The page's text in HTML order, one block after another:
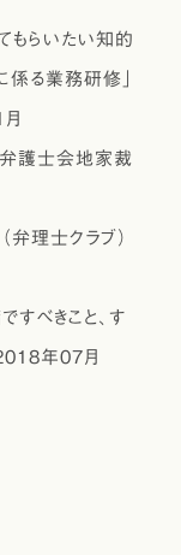
もらいたい知的
る業務研修」
弁護士会地家裁
弁理士クラブ）
べきこと、す
2018年07月